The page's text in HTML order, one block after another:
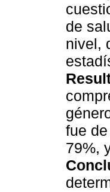
de
nivel,
fue
79%,